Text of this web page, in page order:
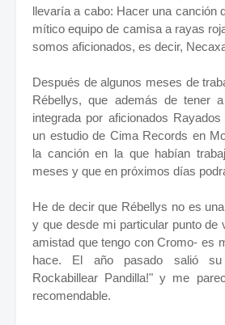
llevaría a cabo: Hacer una canción
mítico equipo de camisa a rayas
somos aficionados, es decir,
Después de algunos meses de
Rébellys, que además de tener
integrada por aficionados
un estudio de Cima Records en
la canción en la que habían
meses y que en próximos días
He de decir que Rébellys no es
y que desde mi particular punto de
amistad que tengo con Cromo- es
hace. El año pasado salió
Rockabillear Pandilla!" y me
recomendable.